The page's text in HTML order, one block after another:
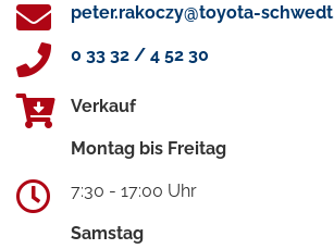
peter.rakoczy@toyota-
0 33 32 / 4 52 30
Verkauf
Montag bis Freitag
7:30 - 17:00 Uhr
Samstag